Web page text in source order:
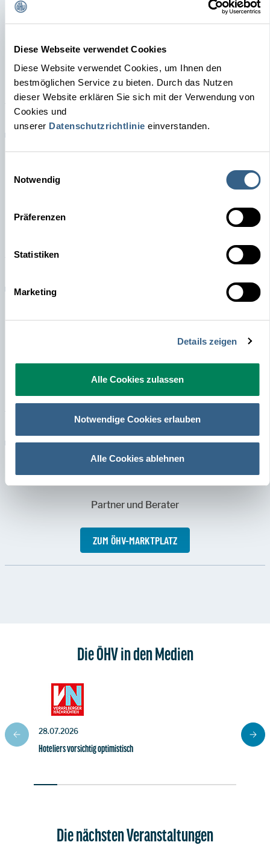
Diese Webseite verwendet Cookies
Diese Website verwendet Cookies, um Ihnen den
bestmöglichen Service zu bieten. Durch das Nutzen
dieser Website erklären Sie sich mit der Verwendung von
Cookies und
unserer Datenschutzrichtlinie einverstanden.
Notwendig
Präferenzen
Statistiken
Marketing
Details zeigen
Alle Cookies zulassen
Notwendige Cookies erlauben
Alle Cookies ablehnen
Mitglieder
JETZT MITGLIED WERDEN!
1100
ZUM CAMPUS-PROGRAMM
100
Partner und Berater
ZUM ÖHV-MARKTPLATZ
Die ÖHV in den Medien
28.07.2026
Hoteliers vorsichtig optimistisch
Gute
Die nächsten Veranstaltungen